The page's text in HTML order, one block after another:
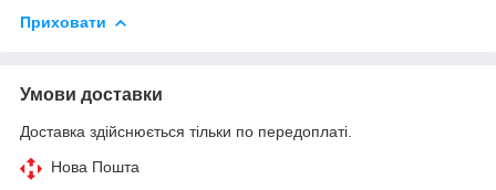
Приховати
Умови доставки
Доставка здійснюється тільки по передоплаті.
Нова Пошта